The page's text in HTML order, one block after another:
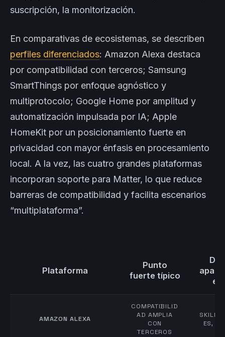
suscripción, la monitorización.
En comparativas de ecosistemas, se describen
perfiles diferenciados: Amazon Alexa destaca
por compatibilidad con terceros; Samsung
SmartThings por enfoque agnóstico y
multiprotocolo; Google Home por amplitud y
automatización impulsada por IA; Apple
HomeKit por un posicionamiento fuerte en
privacidad con mayor énfasis en procesamiento
local. A la vez, las cuatro grandes plataformas
incorporan soporte para Matter, lo que reduce
barreras de compatibilidad y facilita escenarios
“multiplataforma”.
Plataforma
Punto
fuerte típico
AMAZON ALEXA
COMPATIBILID
AD AMPLIA
CON
TERCEROS
ES,